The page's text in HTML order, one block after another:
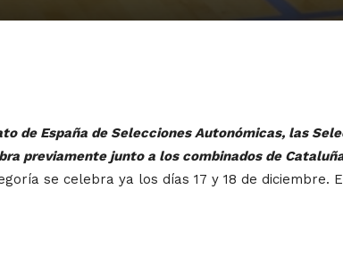
de España de Selecciones Autonómicas, las
previamente junto a los combinados de
se celebra ya los días 17 y 18 de diciembre.